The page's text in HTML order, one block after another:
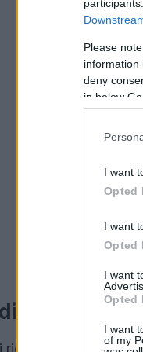
Please
information
deny
in below
I want
Opted
I want
Opted
I want
Opted
I want
of my
con i
di vitamina A